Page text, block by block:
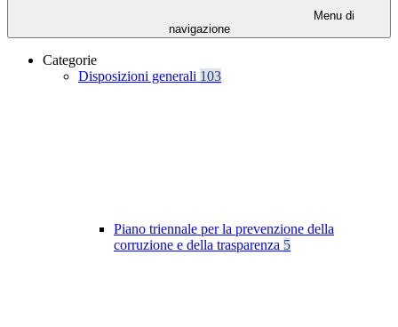
Menu di
navigazione
Categorie
Disposizioni generali 103
Piano triennale per la prevenzione della
corruzione e della trasparenza 5